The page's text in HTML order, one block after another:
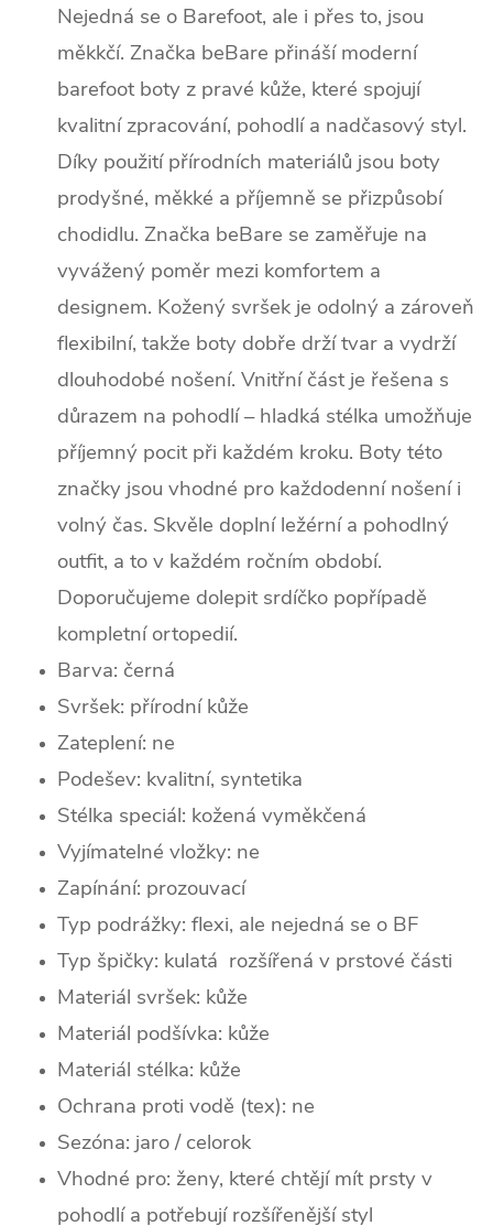
Nejedná se o Barefoot, ale i přes to, jsou
měkkčí. Značka beBare přináší moderní
barefoot boty z pravé kůže, které spojují
kvalitní zpracování, pohodlí a nadčasový styl.
Díky použití přírodních materiálů jsou boty
prodyšné, měkké a příjemně se přizpůsobí
chodidlu. Značka beBare se zaměřuje na
vyvážený poměr mezi komfortem a
designem. Kožený svršek je odolný a zároveň
flexibilní, takže boty dobře drží tvar a vydrží
dlouhodobé nošení. Vnitřní část je řešena s
důrazem na pohodlí – hladká stélka umožňuje
příjemný pocit při každém kroku. Boty této
značky jsou vhodné pro každodenní nošení i
volný čas. Skvěle doplní ležérní a pohodlný
outfit, a to v každém ročním období.
Doporučujeme dolepit srdíčko popřípadě
kompletní ortopedií.
Barva: černá
Svršek: přírodní kůže
Zateplení: ne
Podešev: kvalitní, syntetika
Stélka speciál: kožená vyměkčená
Vyjímatelné vložky: ne
Zapínání: prozouvací
Typ podrážky: flexi, ale nejedná se o BF
Typ špičky: kulatá rozšířená v prstové části
Materiál svršek: kůže
Materiál podšívka: kůže
Materiál stélka: kůže
Ochrana proti vodě (tex): ne
Sezóna: jaro / celorok
Vhodné pro: ženy, které chtějí mít prsty v
pohodlí a potřebují rozšířenější styl